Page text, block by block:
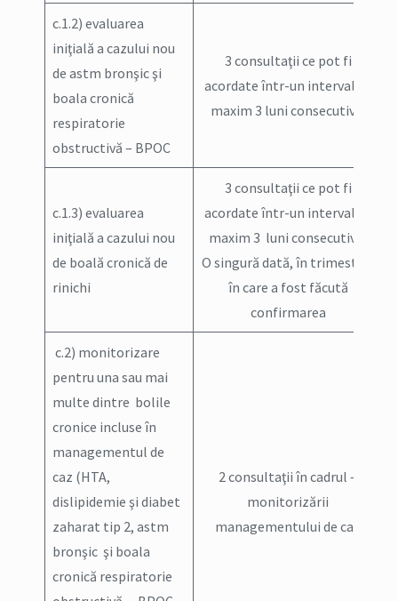
c.1.2) evaluarea
iniţială a cazului nou
de astm bronşic şi
boala cronică
respiratorie
obstructivă – BPOC
3 consultaţii ce pot fi
acordate într-un interval de
maxim 3 luni consecutive;
c.1.3) evaluarea
iniţială a cazului nou
de boală cronică de
rinichi
3 consultaţii ce pot fi
acordate într-un interval de
maxim 3 luni consecutive;
O singură dată, în trimestrul
în care a fost făcută
confirmarea
c.2) monitorizare
pentru una sau mai
multe dintre bolile
cronice incluse în
managementul de
caz (HTA,
dislipidemie şi diabet
zaharat tip 2, astm
bronşic şi boala
cronică respiratorie
2 consultaţii în cadrul –
monitorizării
managementului de caz